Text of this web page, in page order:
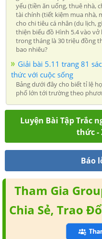
yếu (tiền ăn uống, thuê nhà,
tài chính (tiết kiệm mua nhà,
cho chi tiêu cá nhân (du lịch,
thiện biểu đồ Hình 5.4 vào
trong tháng là 30 triệu đồng
bao nhiêu?
Giải bài 5.11 trang 81
thức với cuộc sống
Bảng dưới đây cho biết tỉ lệ
phố lớn tới trường theo
Luyện Bài Tập Trắc
thức -
Báo
Tham Gia
Chia Sẻ, Trao